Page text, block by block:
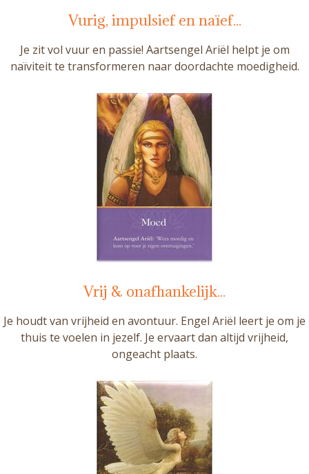
Vurig, impulsief en naïef...
Je zit vol vuur en passie! Aartsengel Ariël helpt je om
naïviteit te transformeren naar doordachte moedigheid.
Vrij & onafhankelijk...
Je houdt van vrijheid en avontuur. Engel Ariël leert je om je
thuis te voelen in jezelf. Je ervaart dan altijd vrijheid,
ongeacht plaats.